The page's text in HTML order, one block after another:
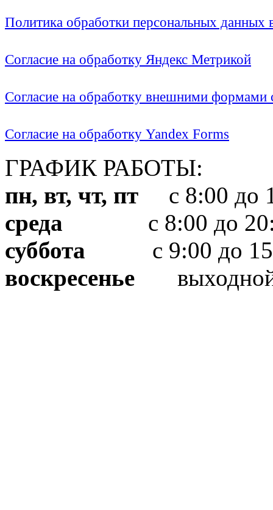
Политика обработки персональных
Согласие на обработку Яндекс Метрикой
Согласие на обработку внешними формами
Согласие на обработку Yandex Forms
ГРАФИК РАБОТЫ:
пн, вт, чт, пт с 8:00 до
среда с 8:00 до
суббота с 9:00 до
воскресенье